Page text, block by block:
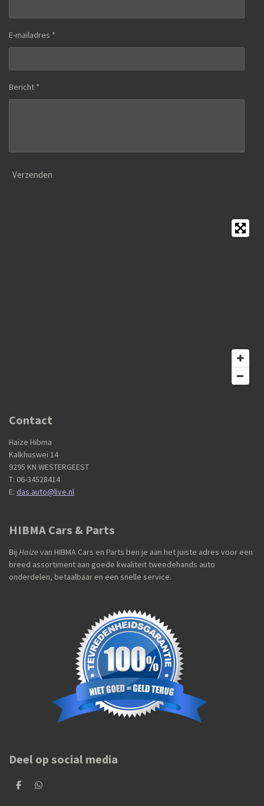
E-mailadres *
Bericht *
Verzenden
Contact
Haize Hibma
Kalkhuswei 14
9295 KN WESTERGEEST
T: 06-34528414
E: das.auto@live.nl
HIBMA Cars & Parts
Bij Haizevan HIBMA Cars en Parts ben je aan het juiste adres voor een
breed assortiment aan goede kwaliteit tweedehands auto
onderdelen, betaalbaar en een snelle service.
Deel op social media
D
D